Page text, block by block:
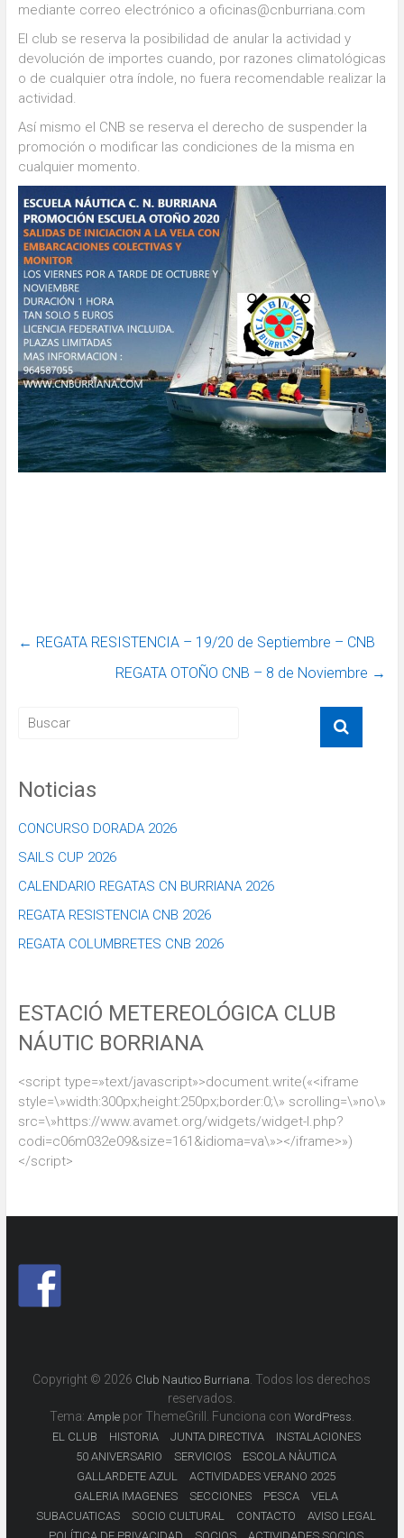
mediante correo electrónico a oficinas@cnburriana.com
El club se reserva la posibilidad de anular la actividad y
devolución de importes cuando, por razones climatológicas
o de cualquier otra índole, no fuera recomendable realizar la
actividad.
Así mismo el CNB se reserva el derecho de suspender la
promoción o modificar las condiciones de la misma en
cualquier momento.
← REGATA RESISTENCIA – 19/20 de Septiembre – CNB
REGATA OTOÑO CNB – 8 de Noviembre →
Noticias
CONCURSO DORADA 2026
SAILS CUP 2026
CALENDARIO REGATAS CN BURRIANA 2026
REGATA RESISTENCIA CNB 2026
REGATA COLUMBRETES CNB 2026
ESTACIÓ METEREOLÓGICA CLUB
NÁUTIC BORRIANA
<script type=»text/javascript»>document.write(«<iframe
style=\»width:300px;height:250px;border:0;\» scrolling=\»no\»
src=\»https://www.avamet.org/widgets/widget-l.php?
codi=c06m032e09&size=161&idioma=va\»></iframe>»)
</script>
Copyright © 2026 Club Nautico Burriana . Todos los derechos
reservados.
Tema: Amplepor ThemeGrill. Funciona con WordPress
EL CLUB HISTORIA JUNTA DIRECTIVA
INSTALACIONES
50 ANIVERSARIO
SERVICIOS
ESCOLA NÀUTICA
GALLARDETE AZUL
ACTIVIDADES VERANO 2025
GALERIA IMAGENES
SECCIONES PESCA
VELA
SUBACUATICAS
SOCIO CULTURAL CONTACTO
AVISO LEGAL